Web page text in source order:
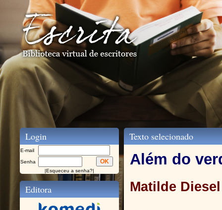
Login
E-mail
Senha
|Esqueceu a senha?|
Editora
Texto selecionado
Além do
Matilde